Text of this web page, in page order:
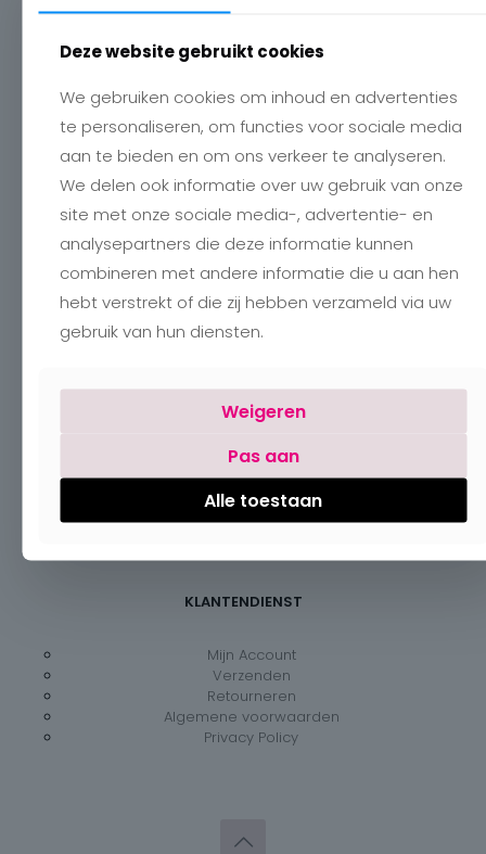
Contact
Romboutstraat 24
B-3740 Bilzen
+32 89515466
info@charlottebilzen.be
Openingsuren
Maandag: Gesloten
Dinsdag – vrijdag: 09:30 – 18:00
Zaterdag: 09:30 – 18:00
KLANTENDIENST
Mijn Account
Verzenden
Retourneren
Algemene voorwaarden
Privacy Policy
Deze website gebruikt cookies
We gebruiken cookies om inhoud en advertenties
te personaliseren, om functies voor sociale media
aan te bieden en om ons verkeer te analyseren.
We delen ook informatie over uw gebruik van onze
site met onze sociale media-, advertentie- en
analysepartners die deze informatie kunnen
combineren met andere informatie die u aan hen
hebt verstrekt of die zij hebben verzameld via uw
gebruik van hun diensten.
Weigeren
Pas aan
Alle toestaan